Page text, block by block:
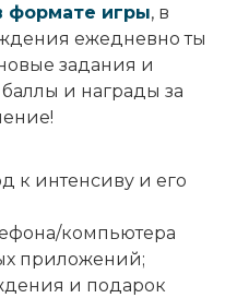
формате игры, в
ежедневно ты
задания и
и награды за
к интенсиву и его
компьютера
приложений;
и подарок